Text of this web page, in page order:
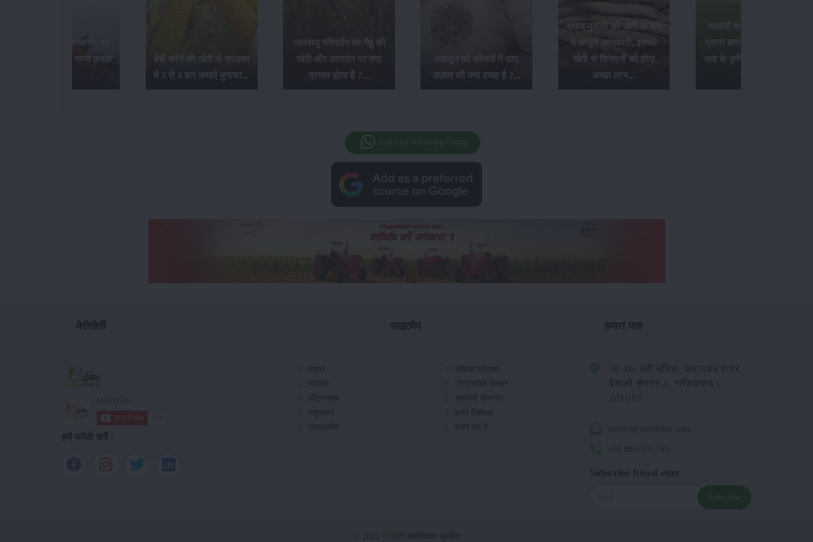
बेबी कॉर्न की खेती से सालभर
खेती और उत्पादन पर क्या
प्रभाव होता है ?...
लहसुन की कीमतों में आए
उछाल की क्या वजह है ?...
खेती से किसानों को होगा
अच्छा लाभ...
फसलों का अधिक उत्पादन
प्राप्त करने के लिए अक्टूबर
माह के कृषि संबंधी आवश्यक
कार्य...
Paddy Insects - धान की
फसल में लगने वाले पौध
फुदके और तना छेदक किट के
नियंत्रण उपाय...
Join Our Whatsapp Group
Subscribe